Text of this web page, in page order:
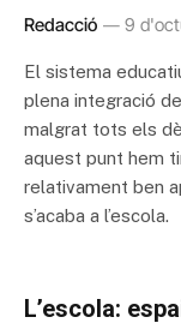
Redacció 9
El sistema
plena integració
malgrat tots els
aquest punt hem
relativament ben
s’acaba a l’escola.
L’escola: